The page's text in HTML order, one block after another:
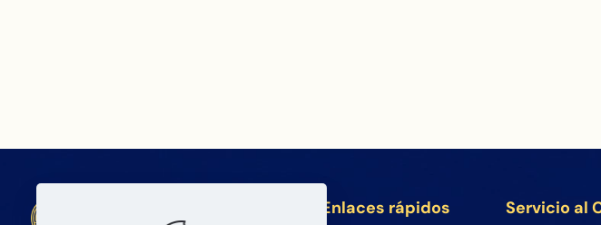
BETA Electronic Co LTD Enlaces rápidos Servicio al